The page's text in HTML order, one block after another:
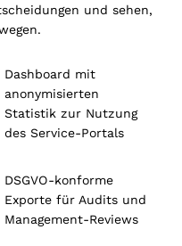
und sehen,
Dashboard mit
anonymisierten
Statistik zur Nutzung
des Service-Portals
DSGVO‑konforme
Exporte für Audits und
Management‑Reviews